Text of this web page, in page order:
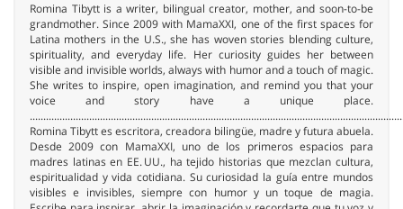
Romina Tibytt is a writer, bilingual creator, mother, and soon-to-be
grandmother. Since 2009 with MamaXXI, one of the first spaces for
Latina mothers in the U.S., she has woven stories blending culture,
spirituality, and everyday life. Her curiosity guides her between
visible and invisible worlds, always with humor and a touch of magic.
She writes to inspire, open imagination, and remind you that your
voice and story have a unique place.
Romina Tibytt es escritora, creadora bilingüe, madre y futura abuela.
Desde 2009 con MamaXXI, uno de los primeros espacios para
madres latinas en EE. UU., ha tejido historias que mezclan cultura,
espiritualidad y vida cotidiana. Su curiosidad la guía entre mundos
visibles e invisibles, siempre con humor y un toque de magia.